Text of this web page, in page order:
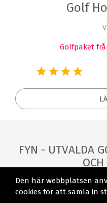
Golf
Golfpaket
FYN - UTVALDA
Den här webbplatsen
cookies för att samla in